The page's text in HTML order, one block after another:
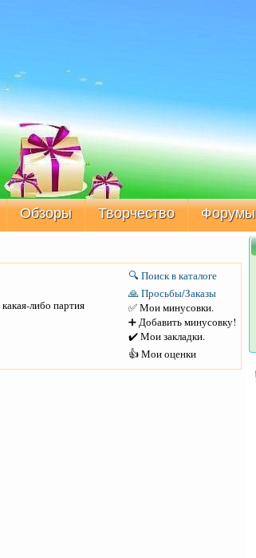
Обзоры Творчество Форумы
либо партия
🔍 Поиск в каталоге
🙏 Просьбы/Заказы
✅ Мои минусовки.
➕ Добавить минусовку!
✔️ Мои закладки.
👍 Мои оценки